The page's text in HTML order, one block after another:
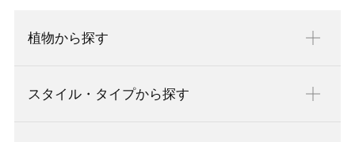
植物から探す
スタイル・タイプから探す